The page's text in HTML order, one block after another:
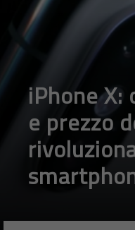
iPhone
e prezzo